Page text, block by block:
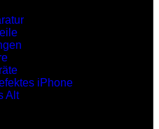
iPhone
Alt